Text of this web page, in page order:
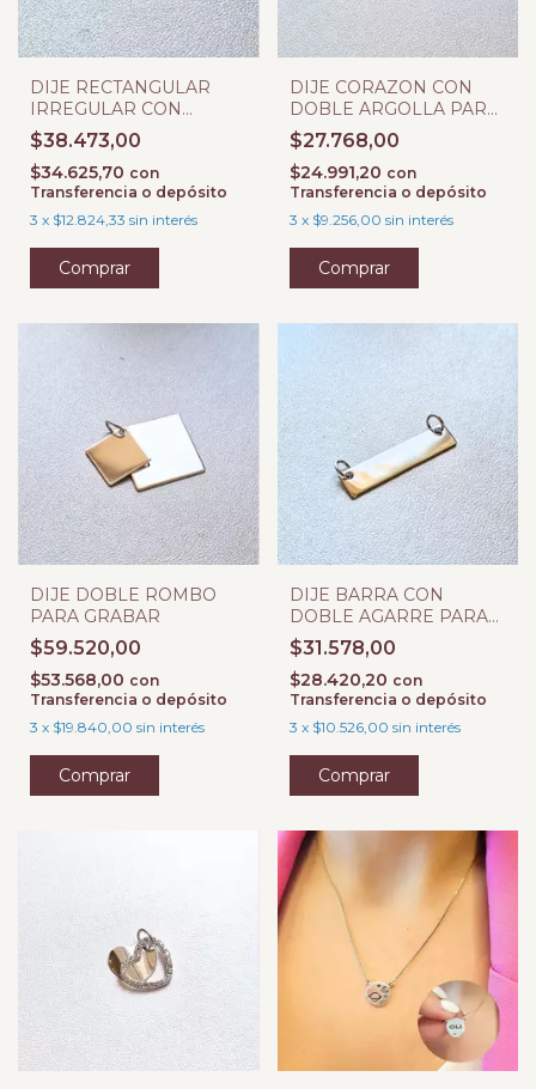
DIJE RECTANGULAR
IRREGULAR CON
RECUADRO PARA
GRABAR
$38.473,00
$34.625,70 con
Transferencia o depósito
3 x $12.824,33 sin interés
DIJE CORAZON CON
DOBLE ARGOLLA PARA
GRABAR
$27.768,00
$24.991,20 con
Transferencia o depósito
3 x $9.256,00 sin interés
DIJE DOBLE ROMBO
PARA GRABAR
$59.520,00
$53.568,00 con
Transferencia o depósito
3 x $19.840,00 sin interés
DIJE BARRA CON
DOBLE AGARRE PARA
GRABAR
$31.578,00
$28.420,20 con
Transferencia o depósito
3 x $10.526,00 sin interés